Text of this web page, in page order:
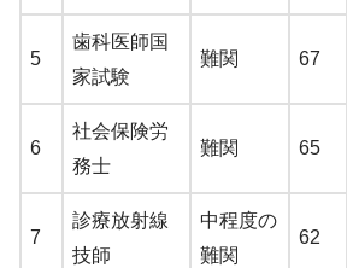
5
歯科医師国
家試験
難関 67
6
社会保険労
務士
難関 65
7
診療放射線
技師
中程度の
難関
62